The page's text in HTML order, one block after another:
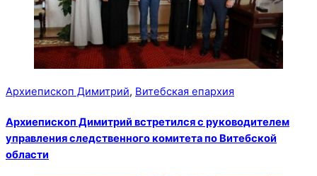
Архиепископ Димитрий, Витебская епархия
Архиепископ Димитрий встретился с руководителем
управления следственного комитета по Витебской
области